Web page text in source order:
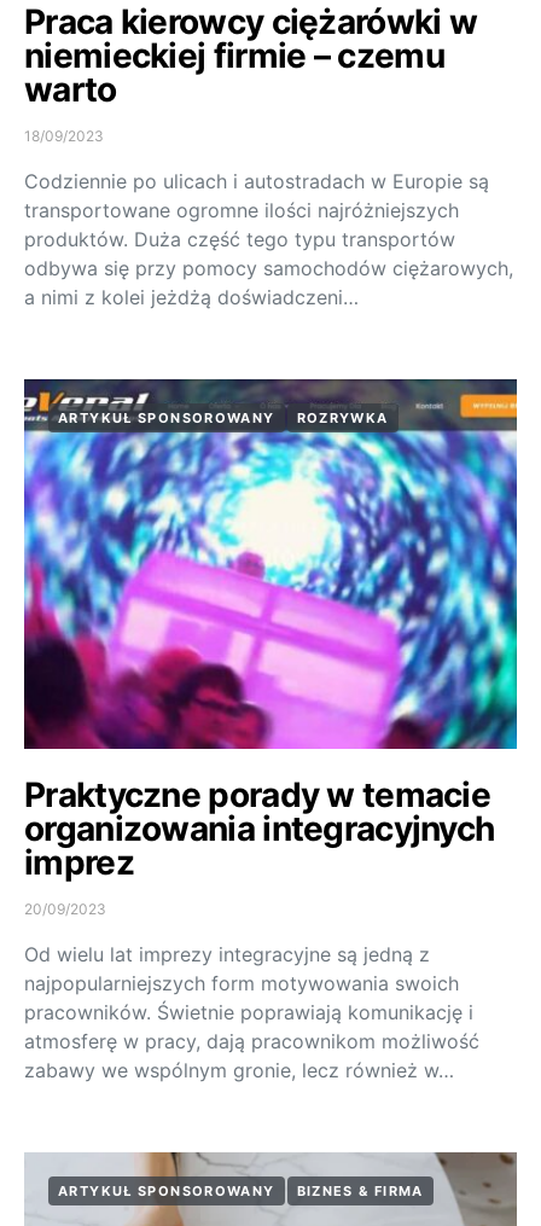
Praca kierowcy ciężarówki w
niemieckiej firmie – czemu
warto
18/09/2023
Codziennie po ulicach i autostradach w Europie są
transportowane ogromne ilości najróżniejszych
produktów. Duża część tego typu transportów
odbywa się przy pomocy samochodów ciężarowych,
a nimi z kolei jeżdżą doświadczeni…
ARTYKUŁ SPONSOROWANY ROZRYWKA
Praktyczne porady w temacie
organizowania integracyjnych
imprez
20/09/2023
Od wielu lat imprezy integracyjne są jedną z
najpopularniejszych form motywowania swoich
pracowników. Świetnie poprawiają komunikację i
atmosferę w pracy, dają pracownikom możliwość
zabawy we wspólnym gronie, lecz również w…
ARTYKUŁ SPONSOROWANY BIZNES & FIRMA